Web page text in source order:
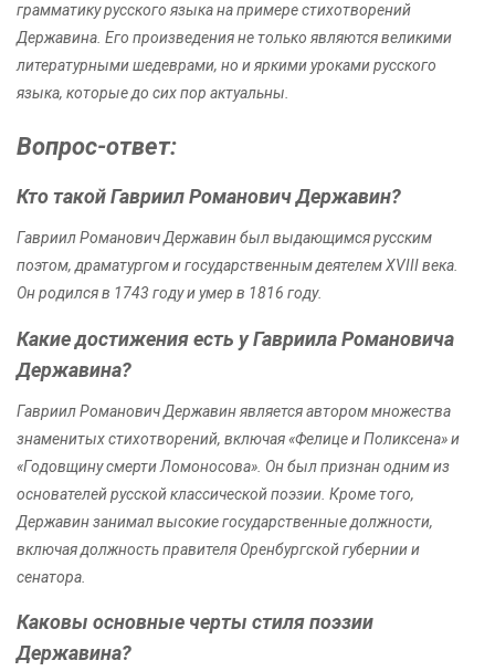
грамматику русского языка на примере стихотворений
Державина. Его произведения не только являются великими
литературными шедеврами, но и яркими уроками русского
языка, которые до сих пор актуальны.
Вопрос-ответ:
Кто такой Гавриил Романович Державин?
Гавриил Романович Державин был выдающимся русским
поэтом, драматургом и государственным деятелем XVIII века.
Он родился в 1743 году и умер в 1816 году.
Какие достижения есть у Гавриила Романовича
Державина?
Гавриил Романович Державин является автором множества
знаменитых стихотворений, включая «Фелице и Поликсена» и
«Годовщину смерти Ломоносова». Он был признан одним из
основателей русской классической поэзии. Кроме того,
Державин занимал высокие государственные должности,
включая должность правителя Оренбургской губернии и
сенатора.
Каковы основные черты стиля поэзии
Державина?